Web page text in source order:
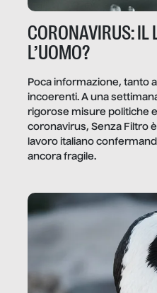
CORONAVIRUS: IL
L’UOMO?
Poca informazione, tanto
incoerenti. A una
rigorose misure politiche
coronavirus, Senza Filtro
lavoro italiano
ancora fragile.